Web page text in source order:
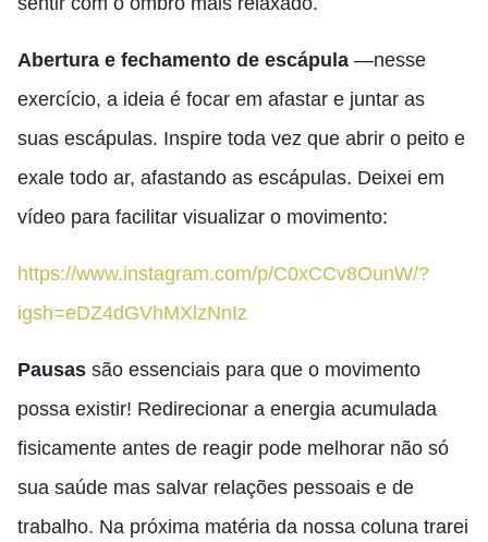
Abertura e fechamento de escápula —nesse
exercício, a ideia é focar em afastar e juntar as
suas escápulas. Inspire toda vez que abrir o peito e
exale todo ar, afastando as escápulas. Deixei em
vídeo para facilitar visualizar o movimento:
https://www.instagram.com/p/C0xCCv8OunW/?
igsh=eDZ4dGVhMXlzNnIz
Pausas são essenciais para que o movimento
possa existir! Redirecionar a energia acumulada
fisicamente antes de reagir pode melhorar não só
sua saúde mas salvar relações pessoais e de
trabalho. Na próxima matéria da nossa coluna trarei